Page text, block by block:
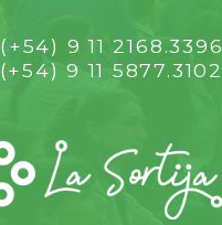
(+54) 9 11 2168.3396
(+54) 9 11 5877.3102